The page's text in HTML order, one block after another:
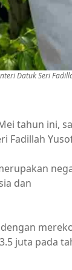
Datuk Seri
tahun ini,
Fadillah
dan
juta pada